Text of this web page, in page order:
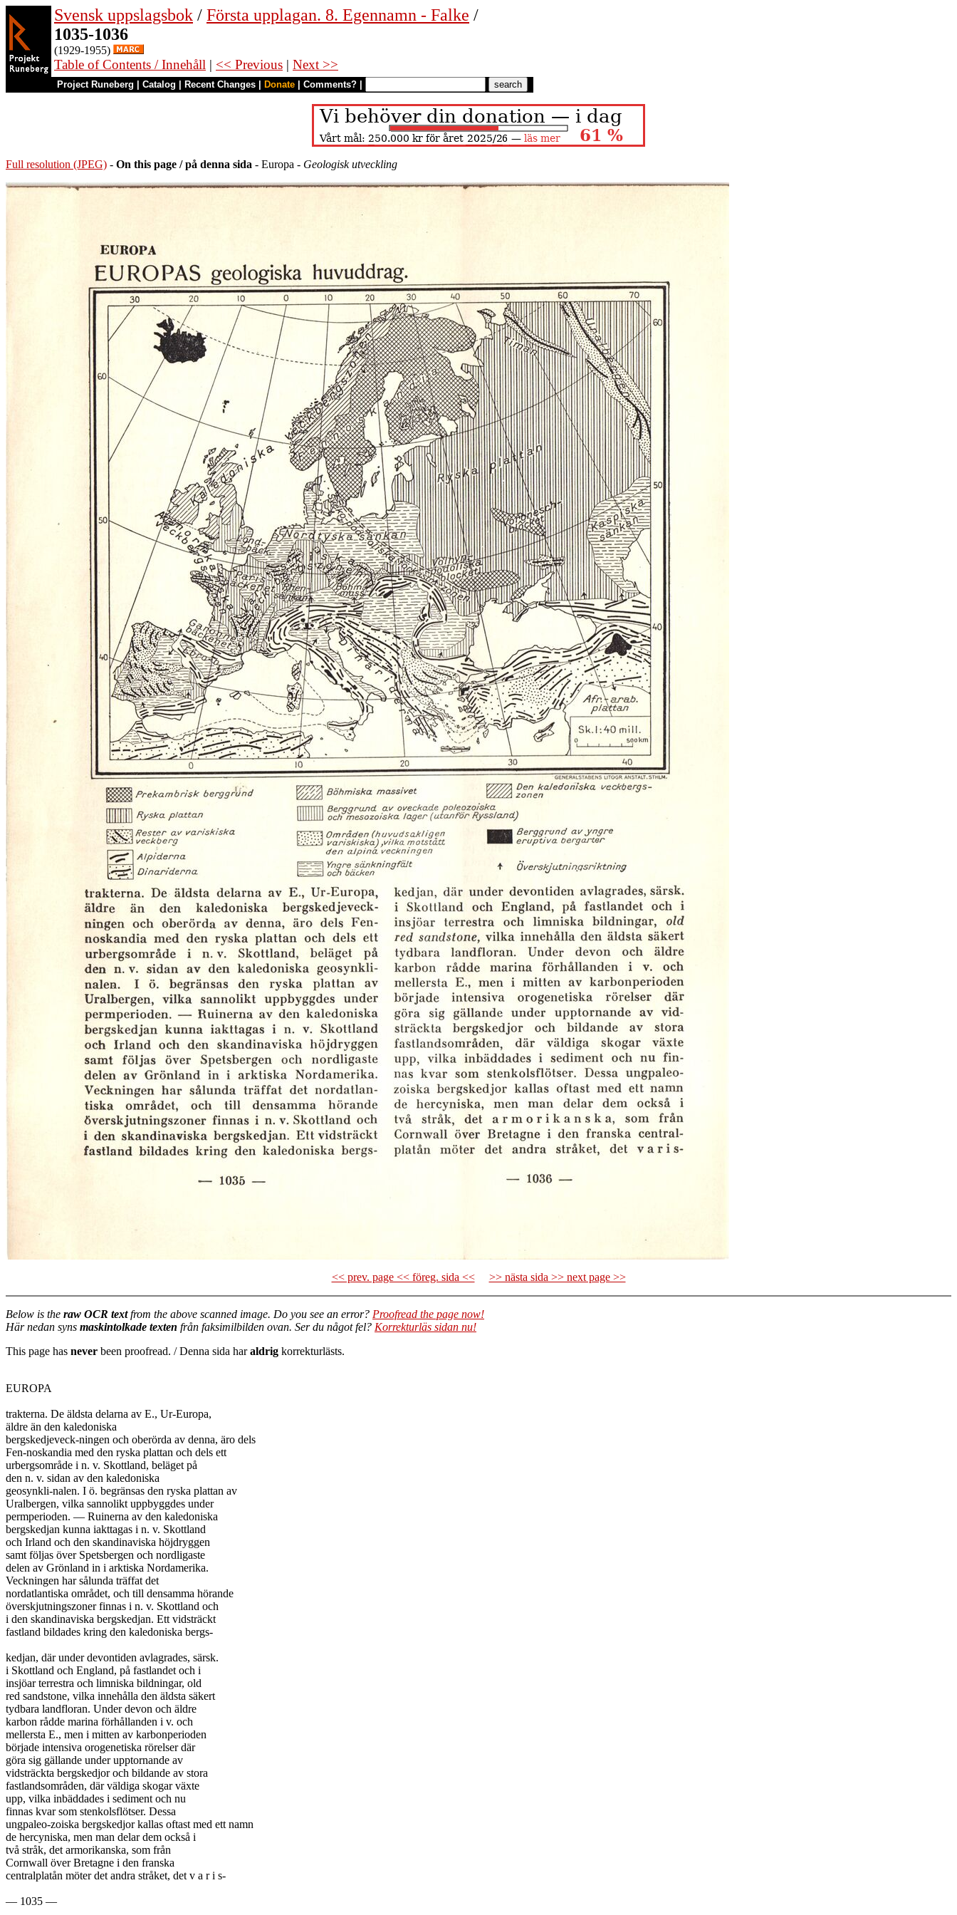
Svensk uppslagsbok / Första upplagan. 8. Egennamn - Falke /
1035-1036
(1929-1955)
Table of Contents / Innehåll | << Previous | Next >>
Project Runeberg Catalog Recent Changes Donate Comments?
Full resolution (JPEG) - On this page / på denna sida - Europa - Geologisk utveckling
<< prev. page << föreg. sida << >> nästa sida >> next page >>
Below is the raw OCR textfrom the above scanned image. Do you see an error? Proofread the page now!
Här nedan syns maskintolkade texten från faksimilbilden ovan. Ser du något fel? Korrekturläs sidan nu!
This page has never been proofread. / Denna sida haraldrig korrekturlästs.
EUROPA
trakterna. De äldsta delarna av E., Ur-Europa,
äldre än den kaledoniska
bergskedjeveck-ningen och oberörda av denna, äro dels
Fen-noskandia med den ryska plattan och dels ett
urbergsområde i n. v. Skottland, beläget på
den n. v. sidan av den kaledoniska
geosynkli-nalen. I ö. begränsas den ryska plattan av
Uralbergen, vilka sannolikt uppbyggdes under
permperioden. — Ruinerna av den kaledoniska
bergskedjan kunna iakttagas i n. v. Skottland
och Irland och den skandinaviska höjdryggen
samt följas över Spetsbergen och nordligaste
delen av Grönland in i arktiska Nordamerika.
Veckningen har sålunda träffat det
nordatlantiska området, och till densamma hörande
överskjutningszoner finnas i n. v. Skottland och
i den skandinaviska bergskedjan. Ett vidsträckt
fastland bildades kring den kaledoniska bergs-
kedjan, där under devontiden avlagrades, särsk.
i Skottland och England, på fastlandet och i
insjöar terrestra och limniska bildningar, old
red sandstone, vilka innehålla den äldsta säkert
tydbara landfloran. Under devon och äldre
karbon rådde marina förhållanden i v. och
mellersta E., men i mitten av karbonperioden
började intensiva orogenetiska rörelser där
göra sig gällande under upptornande av
vidsträckta bergskedjor och bildande av stora
fastlandsområden, där väldiga skogar växte
upp, vilka inbäddades i sediment och nu
finnas kvar som stenkolsflötser. Dessa
ungpaleo-zoiska bergskedjor kallas oftast med ett namn
de hercyniska, men man delar dem också i
två stråk, det armorikanska, som från
Cornwall över Bretagne i den franska
centralplatån möter det andra stråket, det v a r i s-
— 1035 —